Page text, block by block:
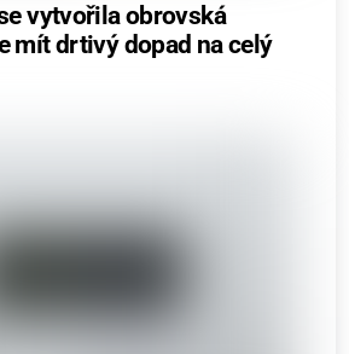
vytvořila obrovská
mít drtivý dopad na celý